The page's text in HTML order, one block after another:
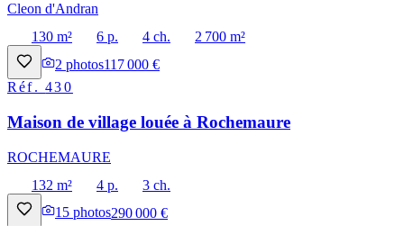
Cleon d'Andran
130 m²
6 p. 4 ch.
2 700 m²
2 photos117 000 €
Réf.430
Maison de village louée à Rochemaure
ROCHEMAURE
132 m²
4 p.
3 ch.
15 photos290 000 €